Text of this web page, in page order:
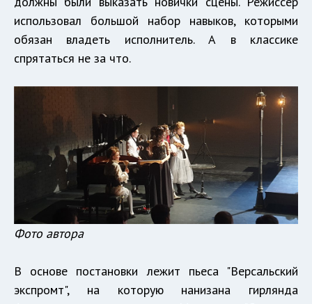
использовал большой набор навыков, которыми
обязан владеть исполнитель. А в классике
спрятаться не за что.
Фото автора
В основе постановки лежит пьеса "Версальский
экспромт", на которую нанизана гирлянда